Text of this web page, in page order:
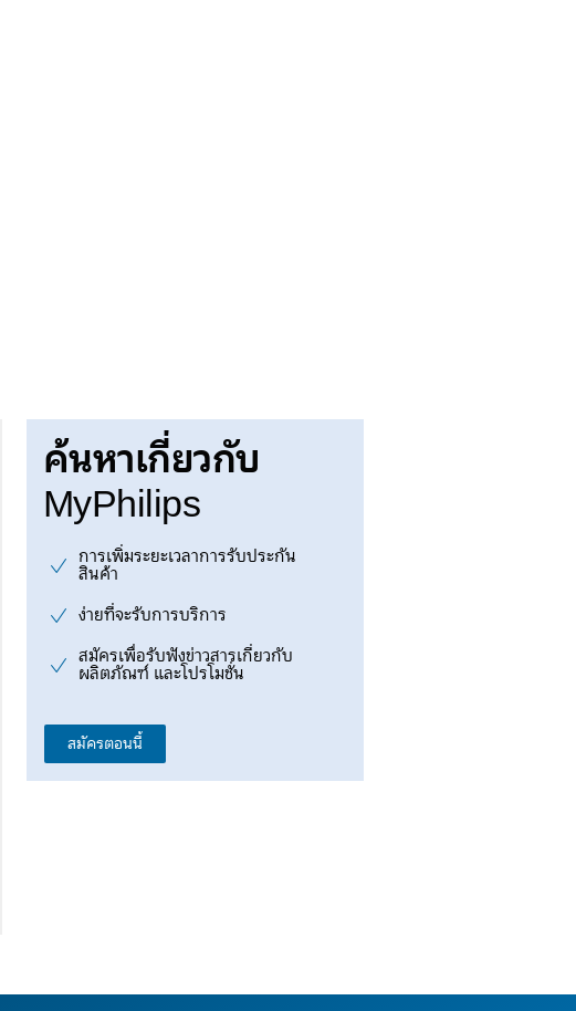
ค้นหาเกี่ยวกับ
MyPhilips
การเพิ่มระยะเวลาการรับประกัน
สินค้า
ง่ายที่จะรับการบริการ
สมัครเพื่อรับฟังข่าวสารเกี่ยวกับ
ผลิตภัณฑ์ และโปรโมชั่น
สมัครตอนนี้